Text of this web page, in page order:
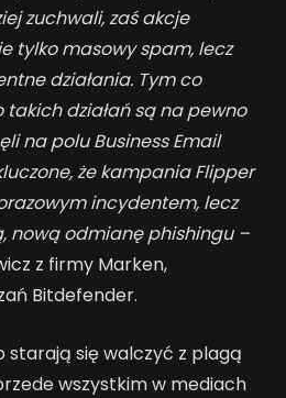
zuchwali, zaś akcje
tylko masowy spam, lecz
działania. Tym co
działań są na pewno
na polu Business Email
że kampania Flipper
incydentem, lecz
nową odmianę phishingu –
z firmy Marken,
Bitdefender.
starają się walczyć z plagą
wszystkim w mediach